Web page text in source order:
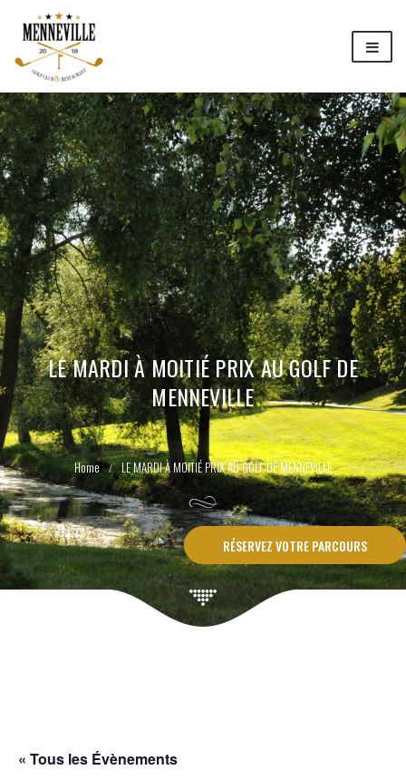
LE MARDI À MOITIÉ PRIX AU GOLF DE
MENNEVILLE
LE MARDI À MOITIÉ PRIX AU GOLF DE MENNEVILLE
RÉSERVEZ VOTRE PARCOURS
« Tous les Évènements